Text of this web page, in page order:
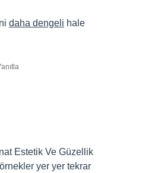
daha dengeli hale
Estetik Ve Güzellik
yer yer tekrar